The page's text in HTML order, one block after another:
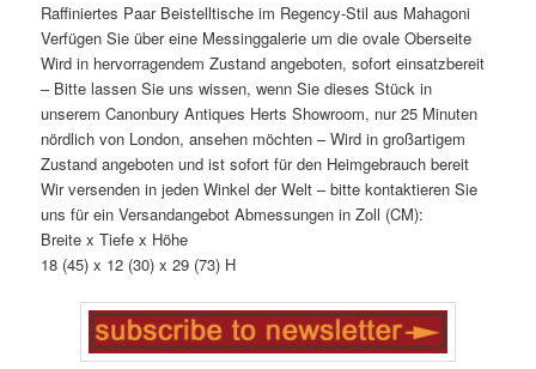
Raffiniertes Paar Beistelltische im Regency-Stil aus Mahagoni
Verfügen Sie über eine Messinggalerie um die ovale Oberseite
Wird in hervorragendem Zustand angeboten, sofort einsatzbereit
– Bitte lassen Sie uns wissen, wenn Sie dieses Stück in
unserem Canonbury Antiques Herts Showroom, nur 25 Minuten
nördlich von London, ansehen möchten – Wird in großartigem
Zustand angeboten und ist sofort für den Heimgebrauch bereit
Wir versenden in jeden Winkel der Welt – bitte kontaktieren Sie
uns für ein Versandangebot Abmessungen in Zoll (CM):
Breite x Tiefe x Höhe
18 (45) x 12 (30) x 29 (73) H